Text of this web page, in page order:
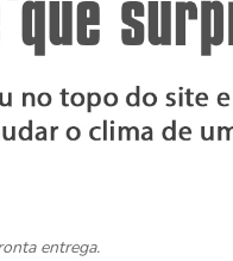
entrega.